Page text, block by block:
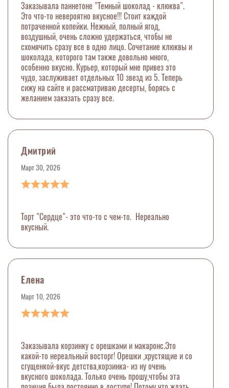
Заказывала паннетоне "Темный шоколад - клюква".
Это что-то невероятно вкусное!!! Стоит каждой
потраченной копейки. Нежный, полный ягод,
воздушный, очень сложно удержаться, чтобы не
схомячить сразу все в одно лицо. Сочетание клюквы и
шоколада, которого там также довольно много,
особенно вкусно. Курьер, который мне привез это
чудо, заслуживает отдельных 10 звезд из 5. Теперь
сижу на сайте и рассматриваю десерты, борясь с
желанием заказать сразу все.
Дмитрий
Март 30, 2026
Торт "Сердце"- это что-то с чем-то. Нереально
вкусный.
Елена
Март 10, 2026
Заказывала корзинку с орешками и макаронс.Это
какой-то нереальный восторг! Орешки ,хрустящие и со
сгущенкой-вкус детства,корзинка- из ну очень
вкусного шоколада. Только очень прошу,чтобы эта